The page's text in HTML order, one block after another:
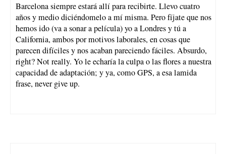
Barcelona siempre estará allí para recibirte. Llevo cuatro
años y medio diciéndomelo a mí misma. Pero fíjate que nos
hemos ido (va a sonar a película) yo a Londres y tú a
California, ambos por motivos laborales, en cosas que
parecen difíciles y nos acaban pareciendo fáciles. Absurdo,
right? Not really. Yo le echaría la culpa o las flores a nuestra
capacidad de adaptación; y ya, como GPS, a esa lamida
frase, never give up.